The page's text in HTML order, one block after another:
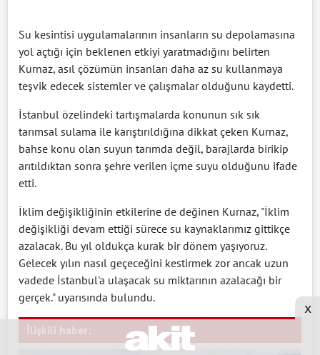
Su kesintisi uygulamalarının insanların su depolamasına
yol açtığı için beklenen etkiyi yaratmadığını belirten
Kurnaz, asıl çözümün insanları daha az su kullanmaya
teşvik edecek sistemler ve çalışmalar olduğunu kaydetti.
İstanbul özelindeki tartışmalarda konunun sık sık
tarımsal sulama ile karıştırıldığına dikkat çeken Kurnaz,
bahse konu olan suyun tarımda değil, barajlarda birikip
arıtıldıktan sonra şehre verilen içme suyu olduğunu ifade
etti.
İklim değişikliğinin etkilerine de değinen Kurnaz, "İklim
değişikliği devam ettiği sürece su kaynaklarımız gittikçe
azalacak. Bu yıl oldukça kurak bir dönem yaşıyoruz.
Gelecek yılın nasıl geçeceğini kestirmek zor ancak uzun
vadede İstanbul'a ulaşacak su miktarının azalacağı bir
gerçek." uyarısında bulundu.
İlişkili haber:
x